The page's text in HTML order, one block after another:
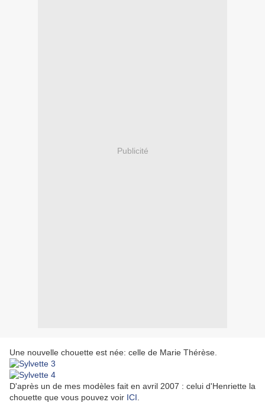
Publicité
Une nouvelle chouette est née: celle de Marie Thérèse.
D'après un de mes modèles fait en avril 2007 : celui d'Henriette la
chouette que vous pouvez voir ICI